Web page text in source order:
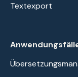
Textexport